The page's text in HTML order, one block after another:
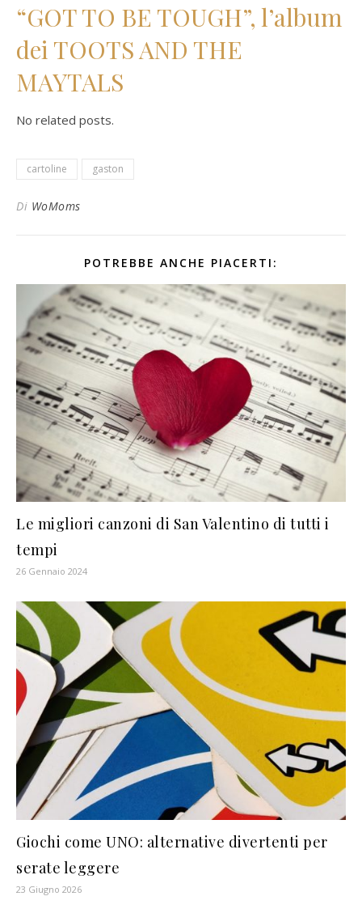
“GOT TO BE TOUGH”, l’album
dei TOOTS AND THE
MAYTALS
No related posts.
cartoline gaston
Di WoMoms
POTREBBE ANCHE PIACERTI:
Le migliori canzoni di San Valentino di tutti i
tempi
26 Gennaio 2024
Giochi come UNO: alternative divertenti per
serate leggere
23 Giugno 2026